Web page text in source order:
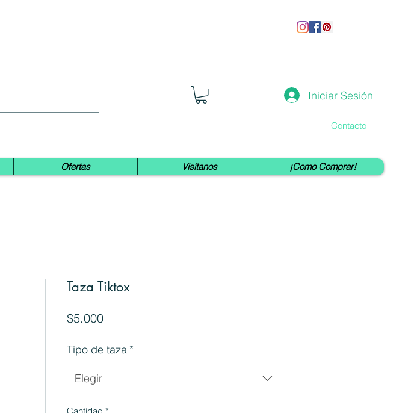
Iniciar Sesión
Contacto
Ofertas Visítanos ¡Como Comprar!
Taza Tiktox
$5.000Precio
Tipo de taza *
Elegir